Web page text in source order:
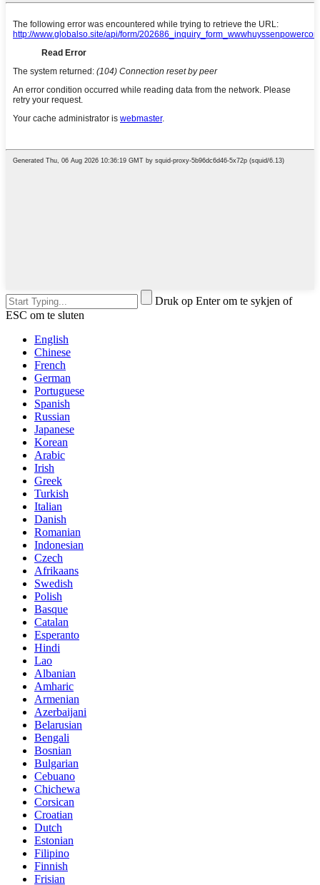
Druk op Enter om te sykjen of
ESC om te sluten
English
Chinese
French
German
Portuguese
Spanish
Russian
Japanese
Korean
Arabic
Irish
Greek
Turkish
Italian
Danish
Romanian
Indonesian
Czech
Afrikaans
Swedish
Polish
Basque
Catalan
Esperanto
Hindi
Lao
Albanian
Amharic
Armenian
Azerbaijani
Belarusian
Bengali
Bosnian
Bulgarian
Cebuano
Chichewa
Corsican
Croatian
Dutch
Estonian
Filipino
Finnish
Frisian